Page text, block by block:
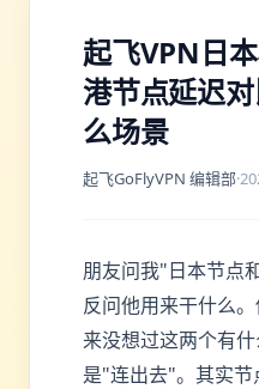
起飞VPN日
港节点延迟
么场景
起飞GoFlyVPN 编辑部·
朋友问我"日本节点
反问他用来干什么
来没想过这两个有
是"连出去"。其实